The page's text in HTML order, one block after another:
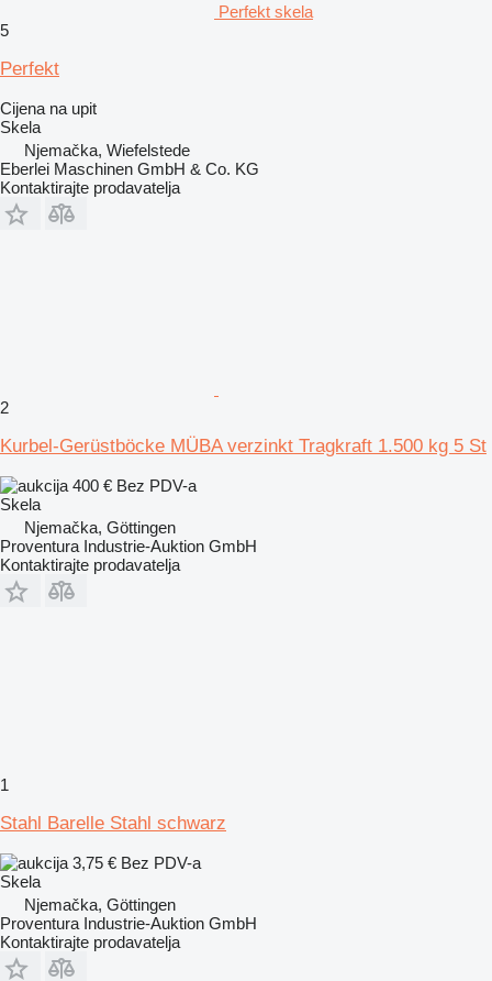
Perfekt skela
5
Perfekt
Cijena na upit
Skela
Njemačka, Wiefelstede
Eberlei Maschinen GmbH & Co. KG
Kontaktirajte prodavatelja
2
Kurbel-Gerüstböcke MÜBA verzinkt Tragkraft 1.500 kg 5 St
400 € Bez PDV-a
Skela
Njemačka, Göttingen
Proventura Industrie-Auktion GmbH
Kontaktirajte prodavatelja
1
Stahl Barelle Stahl schwarz
3,75 € Bez PDV-a
Skela
Njemačka, Göttingen
Proventura Industrie-Auktion GmbH
Kontaktirajte prodavatelja